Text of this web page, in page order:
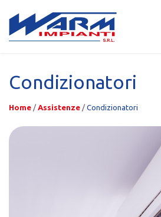
content
Condizionatori
Home / Assistenze / Condizionatori